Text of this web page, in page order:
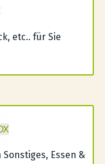
etc.. für Sie
Essen &